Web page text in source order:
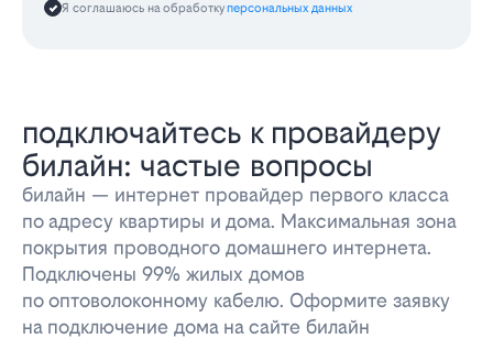
Я соглашаюсь на обработкуперсональных данных
подключайтесь к провайдеру
билайн: частые вопросы
билайн — интернет провайдер первого класса
по адресу квартиры и дома. Максимальная зона
покрытия проводного домашнего интернета.
Подключены 99% жилых домов
по оптоволоконному кабелю. Оформите заявку
на подключение дома на сайте билайн